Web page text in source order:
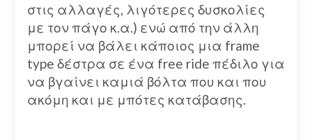
στις αλλαγές, λιγότερες δυσκολίες
με τον πάγο κ.α.) ενώ από την άλλη
μπορεί να βάλει κάποιος μια frame
type δέστρα σε ένα free ride πέδιλο για
να βγαίνει καμιά βόλτα που και που
ακόμη και με μπότες κατάβασης.